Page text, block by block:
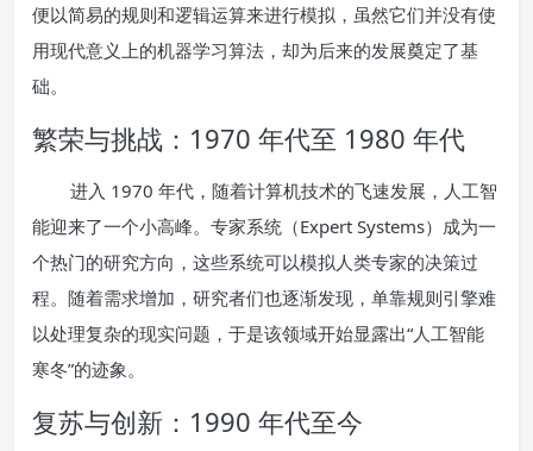
便以简易的规则和逻辑运算来进行模拟，虽然它们并没有使
用现代意义上的机器学习算法，却为后来的发展奠定了基
础。
繁荣与挑战：1970 年代至 1980 年代
进入 1970 年代，随着计算机技术的飞速发展，人工智
能迎来了一个小高峰。专家系统（Expert Systems）成为一
个热门的研究方向，这些系统可以模拟人类专家的决策过
程。随着需求增加，研究者们也逐渐发现，单靠规则引擎难
以处理复杂的现实问题，于是该领域开始显露出“人工智能
寒冬”的迹象。
复苏与创新：1990 年代至今